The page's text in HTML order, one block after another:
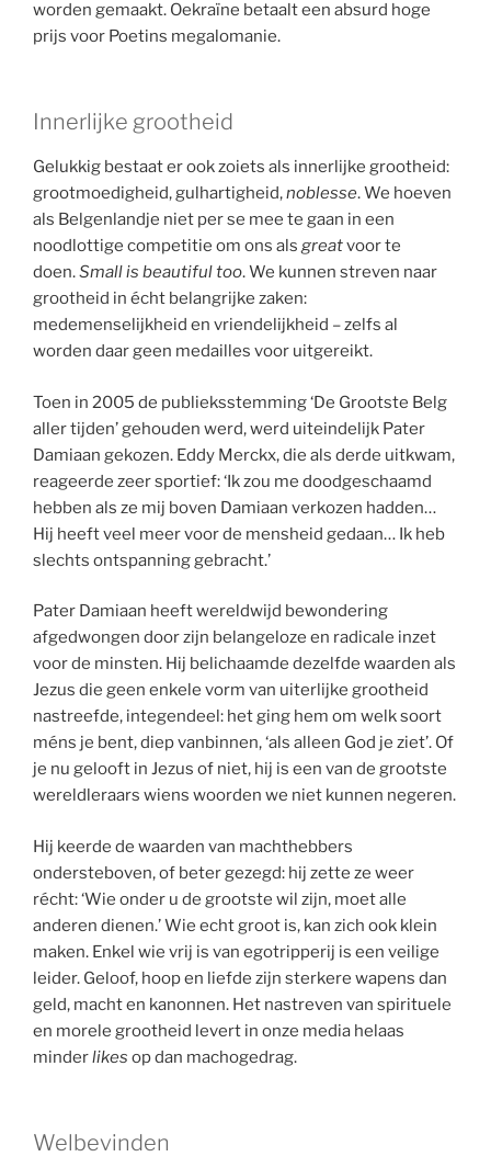
worden gemaakt. Oekraïne betaalt een absurd hoge
prijs voor Poetins megalomanie.
Innerlijke grootheid
Gelukkig bestaat er ook zoiets als innerlijke grootheid:
grootmoedigheid, gulhartigheid,noblesse. We hoeven
als Belgenlandje niet per se mee te gaan in een
noodlottige competitie om ons als greatvoor te
doen.Small is beautiful too. We kunnen streven naar
grootheid in écht belangrijke zaken:
medemenselijkheid en vriendelijkheid – zelfs al
worden daar geen medailles voor uitgereikt.
Toen in 2005 de publieksstemming ‘De Grootste Belg
aller tijden’ gehouden werd, werd uiteindelijk Pater
Damiaan gekozen. Eddy Merckx, die als derde uitkwam,
reageerde zeer sportief: ‘Ik zou me doodgeschaamd
hebben als ze mij boven Damiaan verkozen hadden…
Hij heeft veel meer voor de mensheid gedaan… Ik heb
slechts ontspanning gebracht.’
Pater Damiaan heeft wereldwijd bewondering
afgedwongen door zijn belangeloze en radicale inzet
voor de minsten. Hij belichaamde dezelfde waarden als
Jezus die geen enkele vorm van uiterlijke grootheid
nastreefde, integendeel: het ging hem om welk soort
méns je bent, diep vanbinnen, ‘als alleen God je ziet’. Of
je nu gelooft in Jezus of niet, hij is een van de grootste
wereldleraars wiens woorden we niet kunnen negeren.
Hij keerde de waarden van machthebbers
ondersteboven, of beter gezegd: hij zette ze weer
récht: ‘Wie onder u de grootste wil zijn, moet alle
anderen dienen.’ Wie echt groot is, kan zich ook klein
maken. Enkel wie vrij is van egotripperij is een veilige
leider. Geloof, hoop en liefde zijn sterkere wapens dan
geld, macht en kanonnen. Het nastreven van spirituele
en morele grootheid levert in onze media helaas
minderlikes op dan machogedrag.
Welbevinden